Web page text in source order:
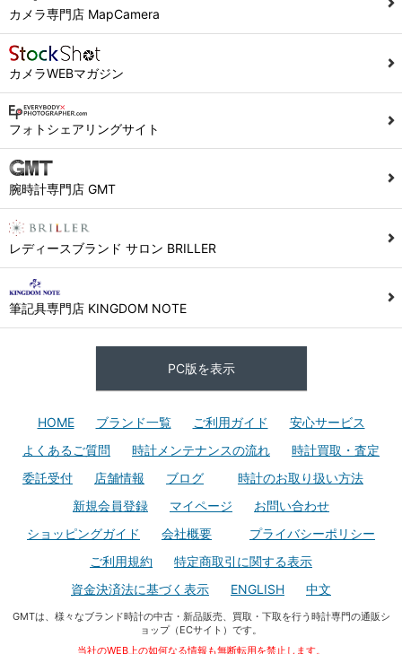
カメラ専門店 MapCamera
カメラWEBマガジン
フォトシェアリングサイト
腕時計専門店 GMT
レディースブランド サロン BRILLER
筆記具専門店 KINGDOM NOTE
PC版を表示
HOME ブランド一覧 ご利用ガイド
安心サービス
よくあるご質問
時計メンテナンスの流れ
時計買取・査定
委託受付
店舗情報 ブログ
時計のお取り扱い方法
新規会員登録
マイページ
お問い合わせ
ショッピングガイド
会社概要
プライバシーポリシー
ご利用規約
特定商取引に関する表示
資金決済法に基づく表示
ENGLISH 中文
GMTは、様々なブランド時計の中古・新品販売、買取・下取を行う時計専門の通販シ
ョップ（ECサイト）です。
当社のWEB上の如何なる情報も無断転用を禁止します。